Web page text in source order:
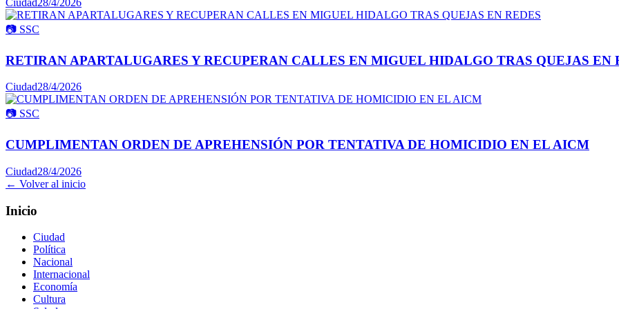
Ciudad28/4/2026
📷 SSC
RETIRAN APARTALUGARES Y RECUPERAN CALLES EN MIGUEL HIDALGO TRAS QUEJAS EN
Ciudad28/4/2026
📷 SSC
CUMPLIMENTAN ORDEN DE APREHENSIÓN POR TENTATIVA DE HOMICIDIO EN EL AICM
Ciudad28/4/2026
← Volver al inicio
Inicio
Ciudad
Política
Nacional
Internacional
Economía
Cultura